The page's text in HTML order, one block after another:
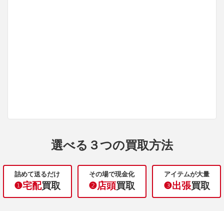
選べる３つの買取方法
詰めて送るだけ
❶宅配買取
その場で現金化
❷店頭買取
アイテムが大量
❸出張買取